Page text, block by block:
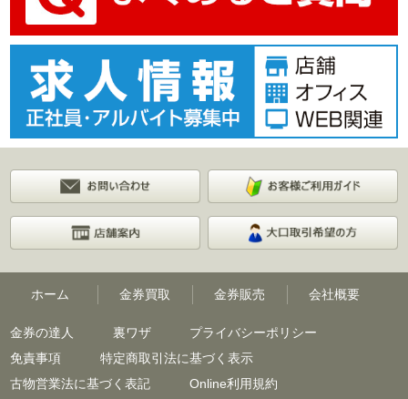
ホーム 金券買取 金券販売 会社概要
金券の達人 裏ワザ
プライバシーポリシー
免責事項
特定商取引法に基づく表示
古物営業法に基づく表記
Online利用規約